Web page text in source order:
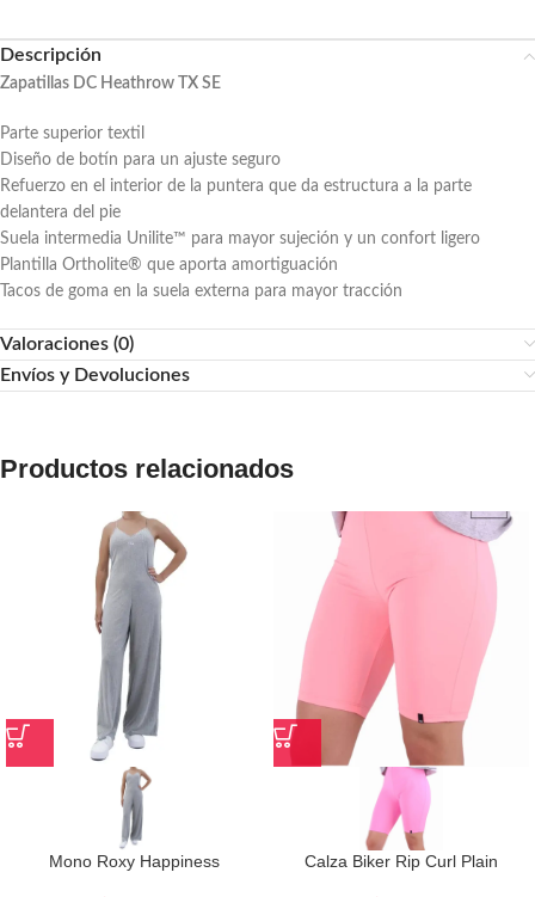
Descripción
Zapatillas DC Heathrow TX SE
Parte superior textil
Diseño de botín para un ajuste seguro
Refuerzo en el interior de la puntera que da estructura a la parte
delantera del pie
Suela intermedia Unilite™ para mayor sujeción y un confort ligero
Plantilla Ortholite® que aporta amortiguación
Tacos de goma en la suela externa para mayor tracción
Valoraciones (0)
Envíos y Devoluciones
Productos relacionados
Mono Roxy Happiness Calza Biker Rip Curl Plain